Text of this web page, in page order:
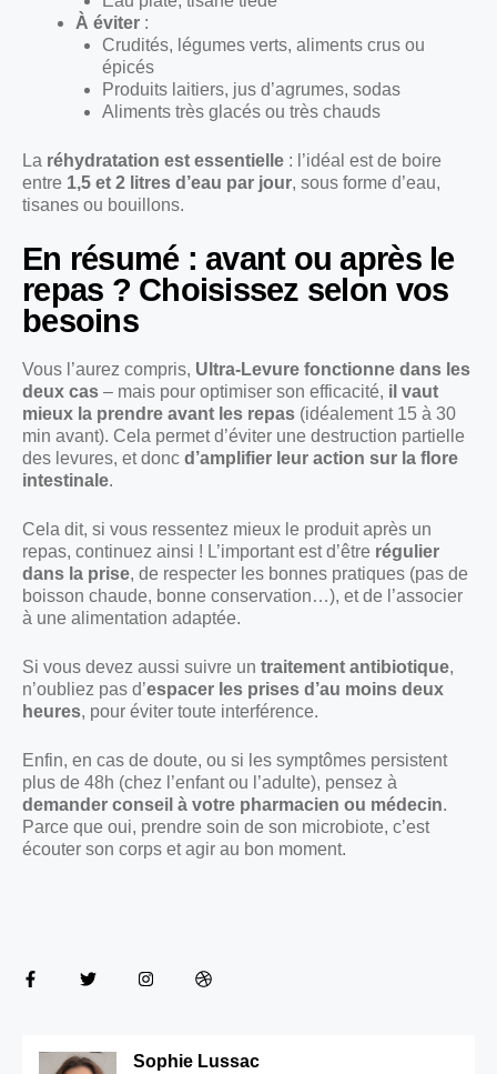
À éviter :
Crudités, légumes verts, aliments crus ou
épicés
Produits laitiers, jus d’agrumes, sodas
Aliments très glacés ou très chauds
La réhydratation est essentielle : l’idéal est de boire
entre 1,5 et 2 litres d’eau par jour, sous forme d’eau,
tisanes ou bouillons.
En résumé : avant ou après le
repas ? Choisissez selon vos
besoins
Vous l’aurez compris, Ultra-Levure fonctionne dans les
deux cas – mais pour optimiser son efficacité, il vaut
mieux la prendre avant les repas (idéalement 15 à 30
min avant). Cela permet d’éviter une destruction partielle
des levures, et donc d’amplifier leur action sur la flore
intestinale.
Cela dit, si vous ressentez mieux le produit après un
repas, continuez ainsi ! L’important est d’être régulier
dans la prise, de respecter les bonnes pratiques (pas de
boisson chaude, bonne conservation…), et de l’associer
à une alimentation adaptée.
Si vous devez aussi suivre un traitement antibiotique,
n’oubliez pas d’espacer les prises d’au moins deux
heures, pour éviter toute interférence.
Enfin, en cas de doute, ou si les symptômes persistent
plus de 48h (chez l’enfant ou l’adulte), pensez à
demander conseil à votre pharmacien ou médecin.
Parce que oui, prendre soin de son microbiote, c’est
écouter son corps et agir au bon moment.
Sophie Lussac